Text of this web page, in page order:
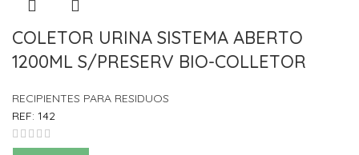
COLETOR URINA SISTEMA ABERTO
1200ML S/PRESERV BIO-COLLETOR
RECIPIENTES PARA RESIDUOS
REF: 142